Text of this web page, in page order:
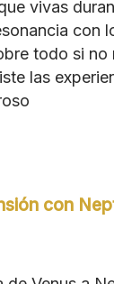
vivas
con
todo si no
las
con